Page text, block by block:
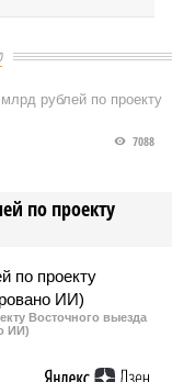
рублей по проекту
по проекту
7088
Восточного выезда
ИИ)